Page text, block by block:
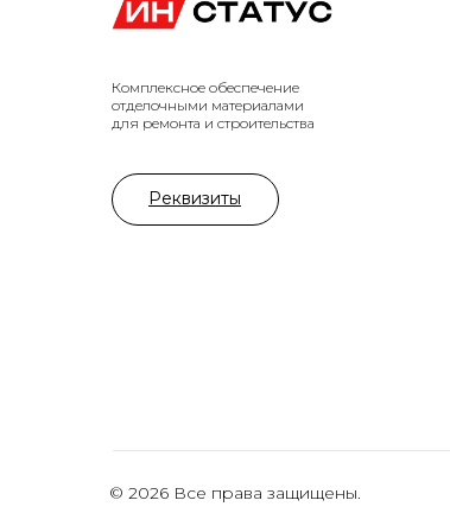
© 2026 Все права защищены.
Комплексное обеспечение
отделочными материалами
для ремонта и строительства
Реквизиты